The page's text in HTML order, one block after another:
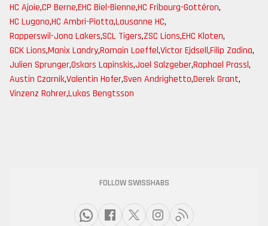
HC Ajoie,CP Berne,EHC Biel-Bienne,HC Fribourg-Gottéron,
HC Lugano,HC Ambri-Piotta,Lausanne HC,
Rapperswil-Jona Lakers,SCL Tigers,ZSC Lions,EHC Kloten,
GCK Lions,Manix Landry,Romain Loeffel,Victor Ejdsell,Filip Zadina,
Julien Sprunger,Oskars Lapinskis,Joel Salzgeber,Raphael Prassl,
Austin Czarnik,Valentin Hofer,Sven Andrighetto,Derek Grant,
Vinzenz Rohrer,Lukas Bengtsson
FOLLOW SWISSHABS